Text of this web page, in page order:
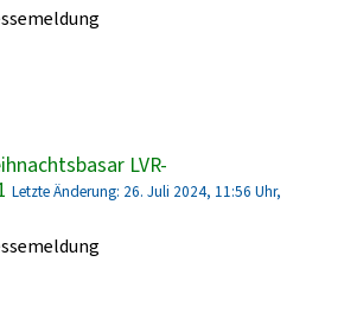
LVR-
Letzte Änderung: 26. Juli 2024, 11:56 Uhr,